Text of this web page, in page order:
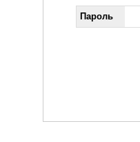
Пароль